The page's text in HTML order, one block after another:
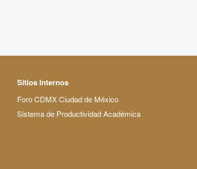
Sitios Internos
Foro CDMX Ciudad de México
Sistema de Productividad Académica